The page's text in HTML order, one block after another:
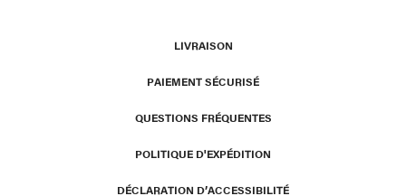
LIVRAISON
PAIEMENT SÉCURISÉ
QUESTIONS FRÉQUENTES
POLITIQUE D'EXPÉDITION
DÉCLARATION D’ACCESSIBILITÉ